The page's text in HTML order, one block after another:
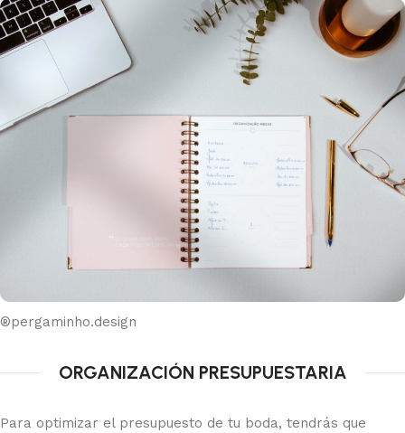
®pergaminho.design
ORGANIZACIÓN PRESUPUESTARIA
Para optimizar el presupuesto de tu boda, tendrás que